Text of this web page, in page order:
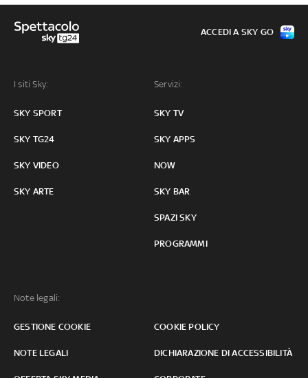
I siti Sky:
SKY SPORT
SKY TG24
SKY VIDEO
SKY ARTE
Servizi:
SKY TV
SKY APPS
NOW
SKY BAR
SPAZI SKY
PROGRAMMI
Note legali:
GESTIONE COOKIE COOKIE POLICY
NOTE LEGALI DICHIARAZIONE DI ACCESSIBILITÀ
ACCEDI A SKY GO